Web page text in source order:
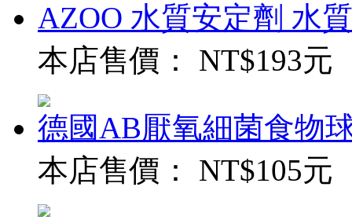
AZOO 水質安定劑 水
本店售價： NT$193元
德國AB厭氧細菌食物
本店售價： NT$105元